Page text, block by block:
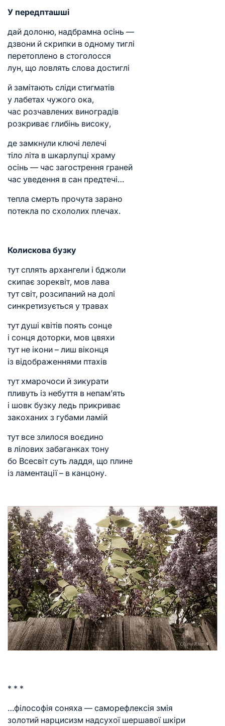
У передпташші
дай долоню, надбрамна осінь —
дзвони й скрипки в одному тиглі
перетоплено в стоголосся
лун, що ловлять слова достиглі
й замітають сліди стигматів
у лабетах чужого ока,
час розчавлених виноградів
розкриває глибінь високу,
де замкнули ключі лелечі
тіло літа в шкарлупці храму
осінь — час загострення граней
час уведення в сан предтечі…
тепла смерть прочута зарано
потекла по схололих плечах.
Колискова бузку
тут сплять архангели і бджоли
скипає зореквіт, мов лава
тут світ, розсипаний на долі
синкретизується у травах
тут душі квітів поять сонце
і сонця доторки, мов цвяхи
тут не ікони – лиш віконця
із відображеннями птахів
тут хмарочоси й зикурати
пливуть із небуття в непам’ять
і шовк бузку ледь прикриває
закоханих з губами ламій
тут все злилося воєдино
в лілових забаганках тону
бо Всесвіт суть ладдя, що плине
із ламентації – в канцону.
* * *
…філософія соняха — саморефлексія змія
золотий нарцисизм надсухої шершавої шкіри